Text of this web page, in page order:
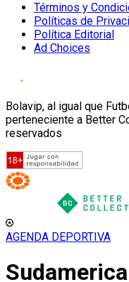
Términos y
Políticas de
Política Editorial
Ad Choices
Bolavip, al igual que
perteneciente a Better
reservados
AGENDA DEPORTIVA